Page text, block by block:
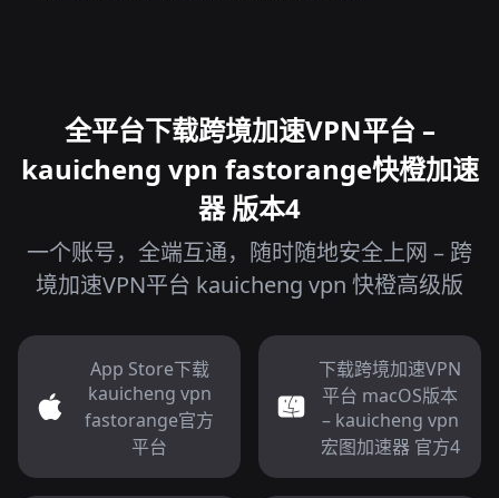
全平台下载跨境加速VPN平台 –
kauicheng vpn fastorange快橙加速
器 版本4
一个账号，全端互通，随时随地安全上网 – 跨
境加速VPN平台 kauicheng vpn 快橙高级版
App Store下载
kauicheng vpn
fastorange官方
平台
下载跨境加速VPN
平台 macOS版本
– kauicheng vpn
宏图加速器 官方4